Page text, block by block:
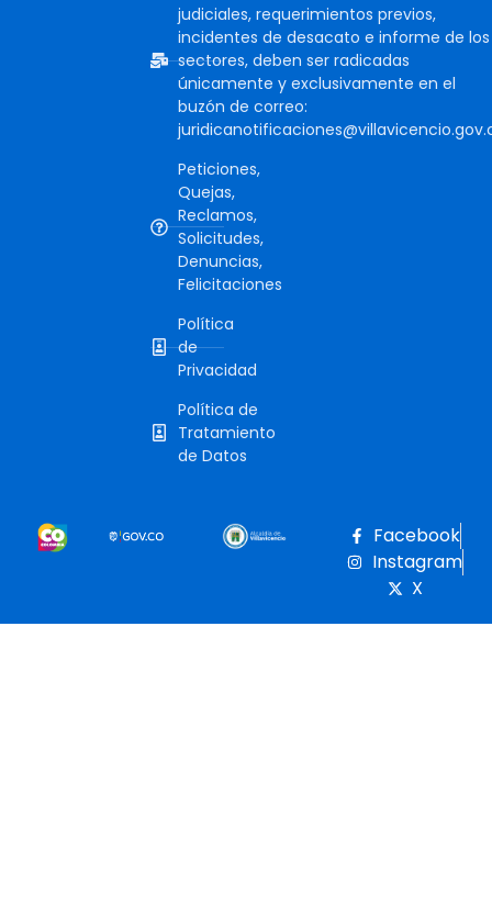
judiciales, requerimientos previos,
incidentes de desacato e informe de los
sectores, deben ser radicadas
únicamente y exclusivamente en el
buzón de correo:
Peticiones,
Quejas,
Reclamos,
Solicitudes,
Denuncias,
Felicitaciones
Política
de
Privacidad
Política de
Tratamiento
de Datos
Facebook
Instagram
X